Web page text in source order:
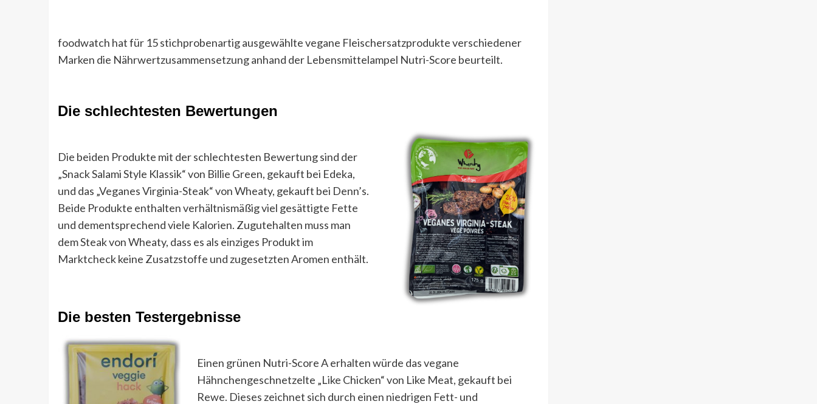
foodwatch hat für 15 stichprobenartig ausgewählte vegane Fleischersatzprodukte verschiedener
Marken die Nährwertzusammensetzung anhand der Lebensmittelampel Nutri-Score beurteilt.
Die schlechtesten Bewertungen
Die beiden Produkte mit der schlechtesten Bewertung sind der
„Snack Salami Style Klassik“ von Billie Green, gekauft bei Edeka,
und das „Veganes Virginia-Steak“ von Wheaty, gekauft bei Denn’s.
Beide Produkte enthalten verhältnismäßig viel gesättigte Fette
und dementsprechend viele Kalorien. Zugutehalten muss man
dem Steak von Wheaty, dass es als einziges Produkt im
Marktcheck keine Zusatzstoffe und zugesetzten Aromen enthält.
Die besten Testergebnisse
Einen grünen Nutri-Score A erhalten würde das vegane
Hähnchengeschnetzelte „Like Chicken“ von Like Meat, gekauft bei
Rewe. Dieses zeichnet sich durch einen niedrigen Fett- und